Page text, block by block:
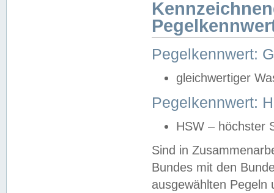
Pegelkennwert:
gleichwertiger
Pegelkennwert:
HSW – höchster
Sind in
Bundes mit den
ausgewählten